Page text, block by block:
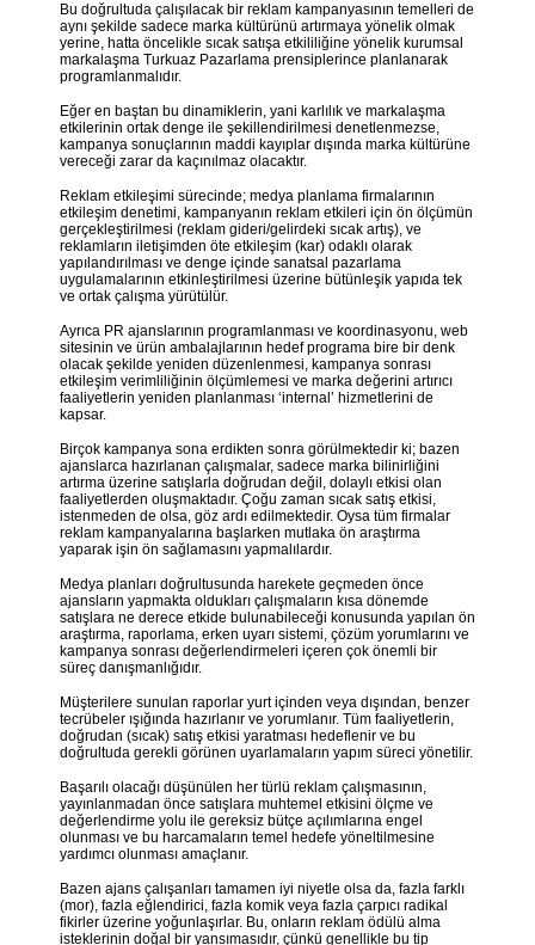
Bu doğrultuda çalışılacak bir reklam kampanyasının temelleri de
aynı şekilde sadece marka kültürünü artırmaya yönelik olmak
yerine, hatta öncelikle sıcak satışa etkililiğine yönelik kurumsal
markalaşma Turkuaz Pazarlama prensiplerince planlanarak
programlanmalıdır.
Eğer en baştan bu dinamiklerin, yani karlılık ve markalaşma
etkilerinin ortak denge ile şekillendirilmesi denetlenmezse,
kampanya sonuçlarının maddi kayıplar dışında marka kültürüne
vereceği zarar da kaçınılmaz olacaktır.
Reklam etkileşimi sürecinde; medya planlama firmalarının
etkileşim denetimi, kampanyanın reklam etkileri için ön ölçümün
gerçekleştirilmesi (reklam gideri/gelirdeki sıcak artış), ve
reklamların iletişimden öte etkileşim (kar) odaklı olarak
yapılandırılması ve denge içinde sanatsal pazarlama
uygulamalarının etkinleştirilmesi üzerine bütünleşik yapıda tek
ve ortak çalışma yürütülür.
Ayrıca PR ajanslarının programlanması ve koordinasyonu, web
sitesinin ve ürün ambalajlarının hedef programa bire bir denk
olacak şekilde yeniden düzenlenmesi, kampanya sonrası
etkileşim verimliliğinin ölçümlemesi ve marka değerini artırıcı
faaliyetlerin yeniden planlanması ‘internal’ hizmetlerini de
kapsar.
Birçok kampanya sona erdikten sonra görülmektedir ki; bazen
ajanslarca hazırlanan çalışmalar, sadece marka bilinirliğini
artırma üzerine satışlarla doğrudan değil, dolaylı etkisi olan
faaliyetlerden oluşmaktadır. Çoğu zaman sıcak satış etkisi,
istenmeden de olsa, göz ardı edilmektedir. Oysa tüm firmalar
reklam kampanyalarına başlarken mutlaka ön araştırma
yaparak işin ön sağlamasını yapmalılardır.
Medya planları doğrultusunda harekete geçmeden önce
ajansların yapmakta oldukları çalışmaların kısa dönemde
satışlara ne derece etkide bulunabileceği konusunda yapılan ön
araştırma, raporlama, erken uyarı sistemi, çözüm yorumlarını ve
kampanya sonrası değerlendirmeleri içeren çok önemli bir
süreç danışmanlığıdır.
Müşterilere sunulan raporlar yurt içinden veya dışından, benzer
tecrübeler ışığında hazırlanır ve yorumlanır. Tüm faaliyetlerin,
doğrudan (sıcak) satış etkisi yaratması hedeflenir ve bu
doğrultuda gerekli görünen uyarlamaların yapım süreci yönetilir.
Başarılı olacağı düşünülen her türlü reklam çalışmasının,
yayınlanmadan önce satışlara muhtemel etkisini ölçme ve
değerlendirme yolu ile gereksiz bütçe açılımlarına engel
olunması ve bu harcamaların temel hedefe yöneltilmesine
yardımcı olunması amaçlanır.
Bazen ajans çalışanları tamamen iyi niyetle olsa da, fazla farklı
(mor), fazla eğlendirici, fazla komik veya fazla çarpıcı radikal
fikirler üzerine yoğunlaşırlar. Bu, onların reklam ödülü alma
isteklerinin doğal bir yansımasıdır, çünkü genellikle bu tip